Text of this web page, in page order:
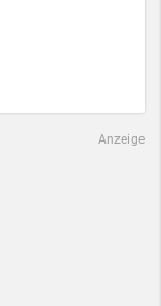
Anzeige